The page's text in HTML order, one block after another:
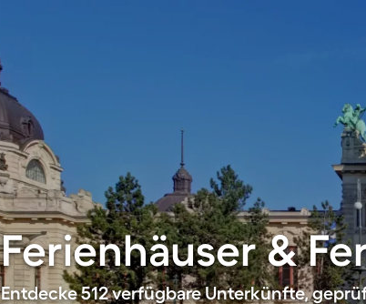
Ferienhäuser &
Entdecke 512 verfügbare Unterkünfte,